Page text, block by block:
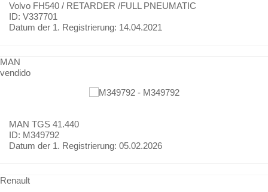
Volvo FH540 / RETARDER /FULL PNEUMATIC
ID: V337701
Datum der 1. Registrierung: 14.04.2021
MAN
vendido
MAN TGS 41.440
ID: M349792
Datum der 1. Registrierung: 05.02.2026
Renault